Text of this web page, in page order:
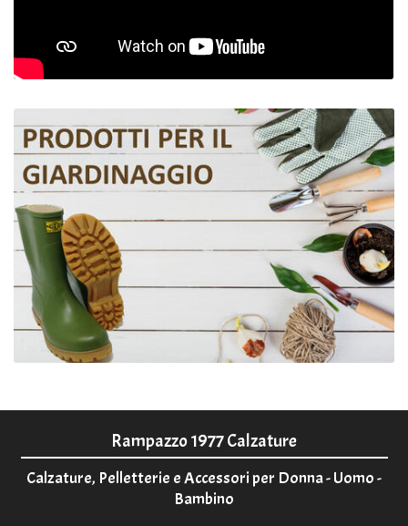
Rampazzo 1977 Calzature
Calzature, Pelletterie e Accessori per Donna - Uomo -
Bambino